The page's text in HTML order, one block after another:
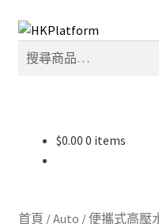
Skip
to
navigation
Skip
to
content
搜
尋
搜
尋
$0.00 0 items
首頁 /Auto /便攜式高壓